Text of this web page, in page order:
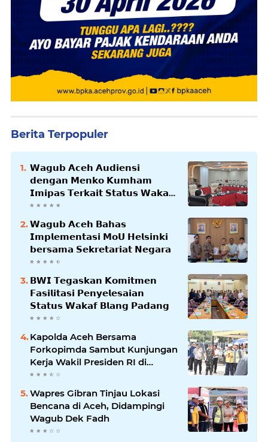
Berita Terpopuler
𝗪𝗮𝗴𝘂𝗯 𝗔𝗰𝗲𝗵 𝗔𝘂𝗱𝗶𝗲𝗻𝘀𝗶
𝗱𝗲𝗻𝗴𝗮𝗻 𝗠𝗲𝗻𝗸𝗼 𝗞𝘂𝗺𝗵𝗮𝗺
𝗜𝗺𝗶𝗽𝗮𝘀 𝗧𝗲𝗿𝗸𝗮𝗶𝘁 𝗦𝘁𝗮𝘁𝘂𝘀 𝗪𝗮𝗸𝗮𝗳
𝗕𝗹𝗮𝗻𝗴𝗽𝗮𝗱𝗮𝗻𝗴
𝗪𝗮𝗴𝘂𝗯 𝗔𝗰𝗲𝗵 𝗕𝗮𝗵𝗮𝘀
𝗜𝗺𝗽𝗹𝗲𝗺𝗲𝗻𝘁𝗮𝘀𝗶 𝗠𝗼𝗨 𝗛𝗲𝗹𝘀𝗶𝗻𝗸𝗶
𝗯𝗲𝗿𝘀𝗮𝗺𝗮 𝗦𝗲𝗸𝗿𝗲𝘁𝗮𝗿𝗶𝗮𝘁 𝗡𝗲𝗴𝗮𝗿𝗮
𝗕𝗪𝗜 𝗧𝗲𝗴𝗮𝘀𝗸𝗮𝗻 𝗞𝗼𝗺𝗶𝘁𝗺𝗲𝗻
𝗙𝗮𝘀𝗶𝗹𝗶𝘁𝗮𝘀𝗶 𝗣𝗲𝗻𝘆𝗲𝗹𝗲𝘀𝗮𝗶𝗮𝗻
𝗦𝘁𝗮𝘁𝘂𝘀 𝗪𝗮𝗸𝗮𝗳 𝗕𝗹𝗮𝗻𝗴 𝗣𝗮𝗱𝗮𝗻𝗴
Kapolda Aceh Bersama
Forkopimda Sambut Kunjungan
Kerja Wakil Presiden RI di
Kabupaten Bireuen
Wapres Gibran Tinjau Lokasi
Bencana di Aceh, Didampingi
Wagub Dek Fadh